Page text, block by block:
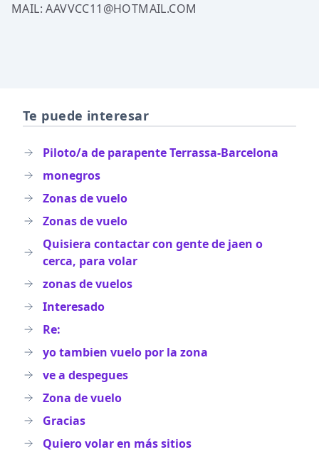
MAIL:AAVVCC11@HOTMAIL.COM
Te puede interesar
Piloto/a de parapente Terrassa-Barcelona
monegros
Zonas de vuelo
Zonas de vuelo
Quisiera contactar con gente de jaen o
cerca, para volar
zonas de vuelos
Interesado
Re:
yo tambien vuelo por la zona
ve a despegues
Zona de vuelo
Gracias
Quiero volar en más sitios